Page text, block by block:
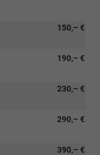
150,– €
190,– €
230,– €
290,– €
390,– €